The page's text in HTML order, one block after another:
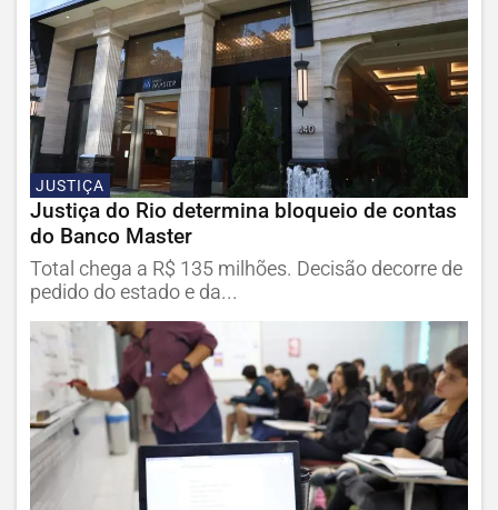
JUSTIÇA
Justiça do Rio determina bloqueio de contas
do Banco Master
Total chega a R$ 135 milhões. Decisão decorre de
pedido do estado e da...